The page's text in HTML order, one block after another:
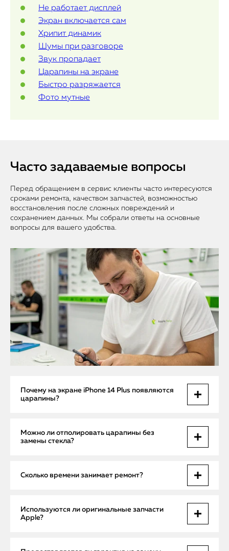
Контакты
Статьи
Не работает дисплей
Экран включается сам
Хрипит динамик
Шумы при разговоре
Звук пропадает
Царапины на экране
Быстро разряжается
Фото мутные
Часто задаваемые вопросы
Перед обращением в сервис клиенты часто интересуются
сроками ремонта, качеством запчастей, возможностью
восстановления после сложных повреждений и
сохранением данных. Мы собрали ответы на основные
вопросы для вашего удобства.
Почему на экране iPhone 14 Plus появляются
царапины?
Царапины возникают из-за падений, контакта с острыми
предметами или трения в кармане с ключами. Даже
Можно ли отполировать царапины без
замены стекла?
Лёгкие поверхностные царапины иногда корректируются
полировкой, но глубокие повреждения требуют замены
Сколько времени занимает ремонт?
Срочный ремонт с бесплатным выездом мастера занимает
1–2 часа на месте, либо максимум один рабочий день при
Используются ли оригинальные запчасти
Apple?
Да, все стекла и сенсорные модули оригинальные, что